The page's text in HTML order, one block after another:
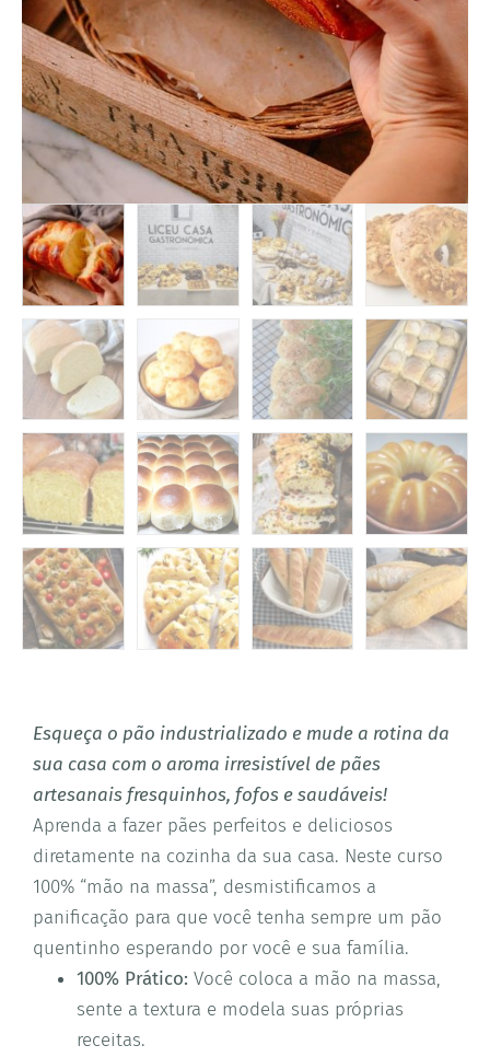
Esqueça o pão industrializado e mude a rotina da
sua casa com o aroma irresistível de pães
artesanais fresquinhos, fofos e saudáveis!
Aprenda a fazer pães perfeitos e deliciosos
diretamente na cozinha da sua casa. Neste curso
100% “mão na massa”, desmistificamos a
panificação para que você tenha sempre um pão
quentinho esperando por você e sua família.
100% Prático: Você coloca a mão na massa,
sente a textura e modela suas próprias
receitas.